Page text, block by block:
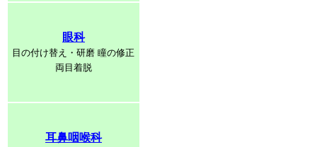
眼科
目の付け替え・研磨 瞳の修正
両目着脱
耳鼻咽喉科